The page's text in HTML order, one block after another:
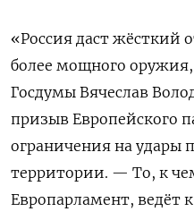
«Россия даст жёсткий
более мощного
Госдумы Вячеслав
призыв Европейского
ограничения на удары
территории. — То, к
Европарламент, ведёт